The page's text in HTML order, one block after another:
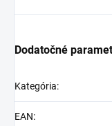
Dodatočné
Kategória:
EAN: